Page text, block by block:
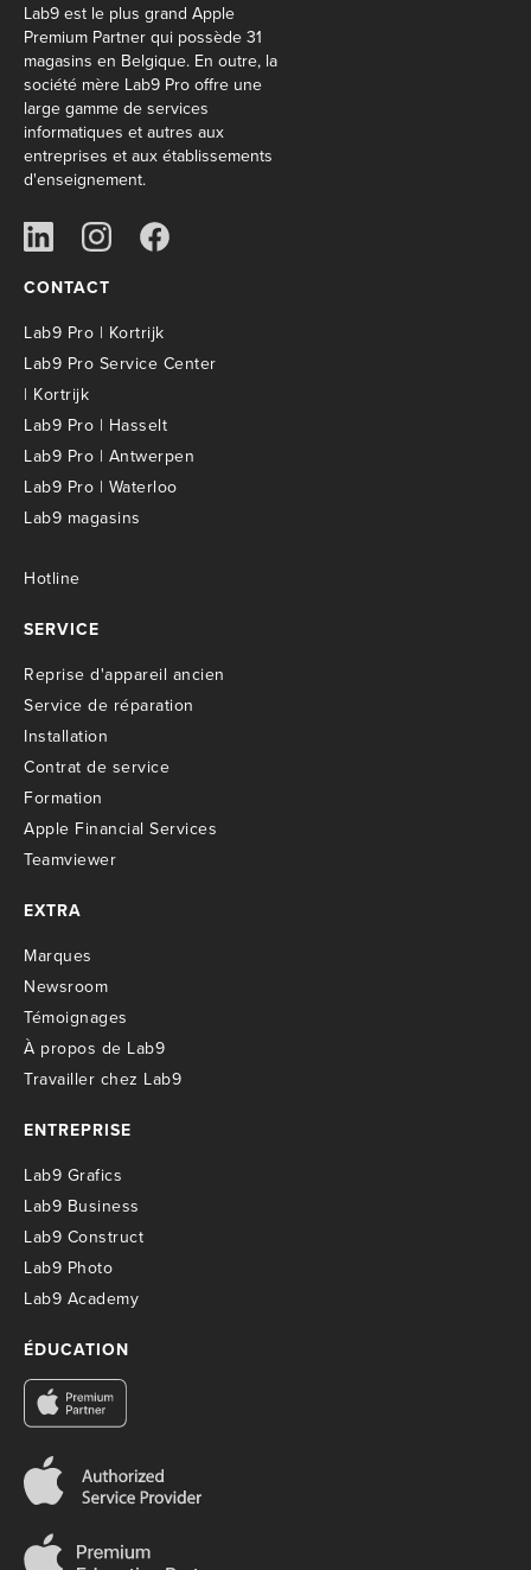
Lab9 est le plus grand Apple
Premium Partner qui possède 31
magasins en Belgique. En outre, la
société mère Lab9 Pro offre une
large gamme de services
informatiques et autres aux
entreprises et aux établissements
d'enseignement.
CONTACT
Lab9 Pro | Kortrijk
Lab9 Pro Service Center
| Kortrijk
Lab9 Pro | Hasselt
Lab9 Pro | Antwerpen
Lab9 Pro | Waterloo
Lab9 magasins
Hotline
SERVICE
Reprise d'appareil ancien
Service de réparation
Installation
Contrat de service
Formation
Apple Financial Services
Teamviewer
EXTRA
Marques
Newsroom
Témoignages
À propos de Lab9
Travailler chez Lab9
ENTREPRISE
Lab9 Grafics
Lab9 Business
Lab9 Construct
Lab9 Photo
Lab9 Academy
ÉDUCATION